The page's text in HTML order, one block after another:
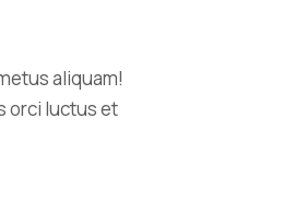
aliquam!
orci luctus et